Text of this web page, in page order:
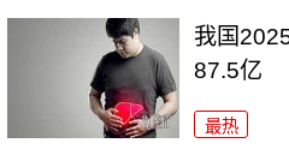
我国
87.5亿
最热